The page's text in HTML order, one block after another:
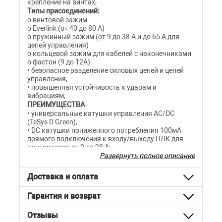
крепление на винтах;
Типы присоединений:
o винтовой зажим
o Everlink (от 40 до 80 A)
o пружинный зажим (от 9 до 38 A и до 65 A для
цепей управления)
o кольцевой зажим для кабелей с наконечниками
o фастон (9 до 12A)
• безопасное разделение силовых цепей и цепей
управления;
• повышенная устойчивость к ударам и
вибрациям;
ПРЕИМУЩЕСТВА
• универсальные катушки управления AC/DC
(TeSys D Green);
• DC катушки пониженного потребления 100мА
прямого подключения к входу/выходу ПЛК для
контакторов от 9 до 38 A;
• DC катушки пониженного потребления 500мА
контакторов от 40 до 80 A (TeSys D Green, катушки
с индексом BBE);
• наличие катушек управления с широким
диапазоном напряжения цепи управления (от 0,7
до 1,25Uc);
• наличие встроенного диода Transil,
Развернуть полное описание
Доставка и оплата
Гарантия и возврат
Отзывы